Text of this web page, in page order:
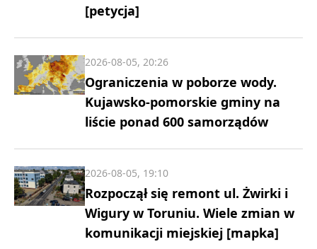
[petycja]
Ograniczenia w poborze wody.
Kujawsko-pomorskie gminy na
liście ponad 600 samorządów
2026-08-05, 20:26
Rozpoczął się remont ul. Żwirki i
Wigury w Toruniu. Wiele zmian w
komunikacji miejskiej [mapka]
2026-08-05, 19:10